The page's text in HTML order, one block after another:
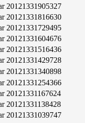
20121331905327
20121331816630
20121331729495
20121331604676
20121331516436
20121331429728
20121331340898
20121331254366
20121331167624
20121331138428
20121331039747